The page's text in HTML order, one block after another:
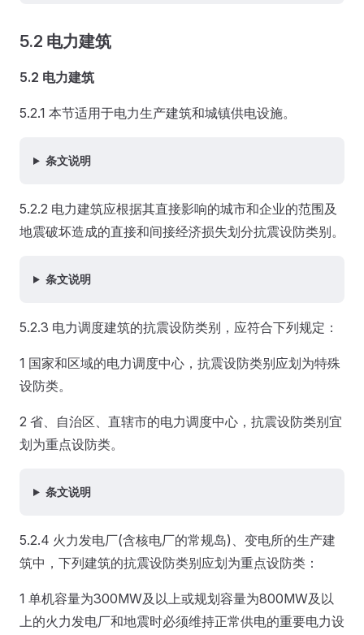
5.2 电力建筑
5.2 电力建筑
5.2.1 本节适用于电力生产建筑和城镇供电设施。
条文说明
5.2.2 电力建筑应根据其直接影响的城市和企业的范围及
地震破坏造成的直接和间接经济损失划分抗震设防类别。
条文说明
5.2.3 电力调度建筑的抗震设防类别，应符合下列规定：
1 国家和区域的电力调度中心，抗震设防类别应划为特殊
设防类。
2 省、自治区、直辖市的电力调度中心，抗震设防类别宜
划为重点设防类。
条文说明
5.2.4 火力发电厂(含核电厂的常规岛)、变电所的生产建
筑中，下列建筑的抗震设防类别应划为重点设防类：
1 单机容量为300MW及以上或规划容量为800MW及以
上的火力发电厂和地震时必须维持正常供电的重要电力设